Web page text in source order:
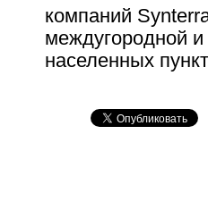
компаний
междугородной
населенных